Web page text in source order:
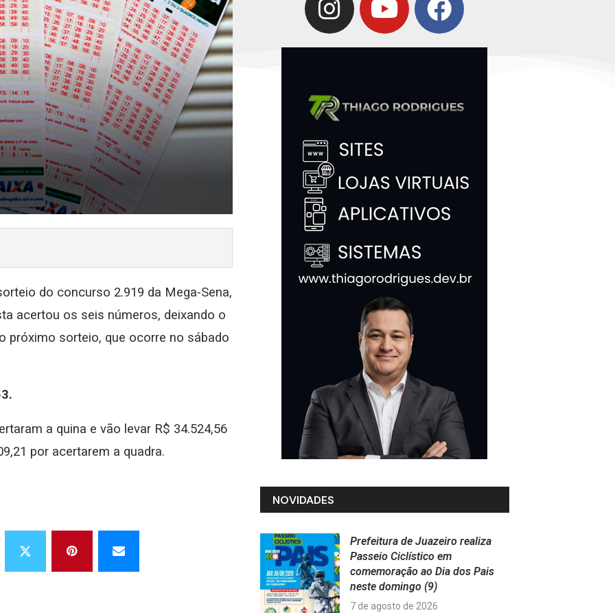
do concurso 2.919 da Mega-Sena,
acertou os seis números, deixando o
próximo sorteio, que ocorre no sábado
a quina e vão levar R$ 34.524,56
por acertarem a quadra.
NOVIDADES
Prefeitura de Juazeiro realiza
Passeio Ciclístico em
comemoração ao Dia dos Pais
neste domingo (9)
7 de agosto de 2026